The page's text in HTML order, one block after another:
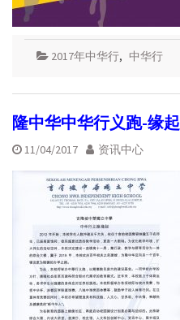
2017年中华行, 中华行
隆中华中华行义跑-缘起
11/04/2017 资讯中心